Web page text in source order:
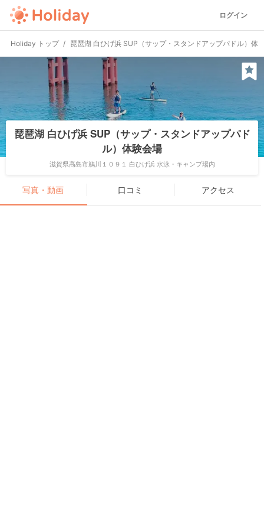
ログイン
Holiday トップ 琵琶湖 白ひげ浜 SUP（サップ・スタンドアップパドル）体
琵琶湖 白ひげ浜 SUP（サップ・スタンドアップパド
ル）体験会場
滋賀県高島市鵜川１０９１ 白ひげ浜 水泳・キャンプ場内
写真・動画 口コミ アクセス